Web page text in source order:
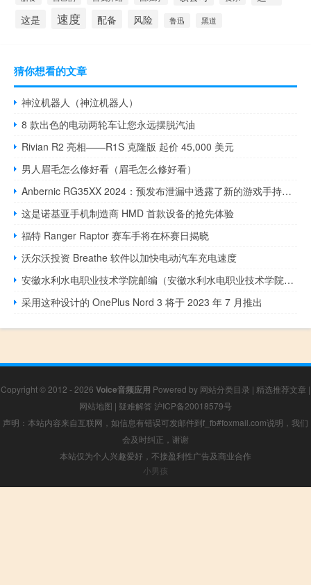
这是
速度 配备 风险 鲁迅 黑道
猜你想看的文章
神泣机器人（神泣机器人）
8 款出色的电动两轮车让您永远摆脱汽油
Rivian R2 亮相——R1S 克隆版 起价 45,000 美元
男人眉毛怎么修好看（眉毛怎么修好看）
Anbernic RG35XX 2024：预发布泄漏中透露了新的游戏手持设备
这是诺基亚手机制造商 HMD 首款设备的抢先体验
福特 Ranger Raptor 赛车手将在杯赛日揭晓
沃尔沃投资 Breathe 软件以加快电动汽车充电速度
安徽水利水电职业技术学院邮编（安徽水利水电职业技术学院分数线）
采用这种设计的 OnePlus Nord 3 将于 2023 年 7 月推出
Copyright © 2012 - 2026 Voice音频应用 Powered by 网站分类目录 | 精选推荐文章 |
网站地图 | 疑难解答 沪ICP备20018579号
声明：本站内容来自互联网，如信息有错误可发邮件到f_fb#foxmail.com说明，我们
会及时纠正，谢谢
本站仅为个人兴趣爱好，不接盈利性广告及商业合作
小男孩